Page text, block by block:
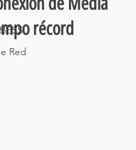
Red
récord